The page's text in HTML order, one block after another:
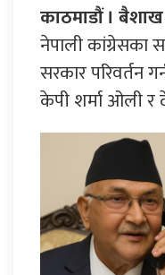
काठमाडौं ।
नेपाली कांग्रेसका
सरकार परिवर्तन
केपी शर्मा ओली र